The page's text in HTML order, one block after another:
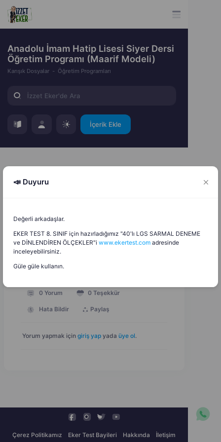
Anadolu İmam Hatip Lisesi Siyer Dersi
Öğretim Programı (Maarif Modeli)
Karışık Dosyalar Öğretim Programları
İçerik Ekle
Anadolu İmam Hatip Lisesi Siyer Dersi Öğretim
Programı (Maarif Modeli)
0Yorum 0 Teşekkür
Hata Bildir Paylaş
Yorum yapmak için giriş yap yada üye ol.
Çerez Politikamız Eker Test Bayileri Hakkında İletişim
📣 Duyuru
Değerli arkadaşlar.
EKER TEST 8. SINIF için hazırladığımız "40'lı LGS SARMAL DENEME
ve DİNLENDİREN ÖLÇEKLER"i www.ekertest.com adresinde
inceleyebilirsiniz.
Güle güle kullanın.